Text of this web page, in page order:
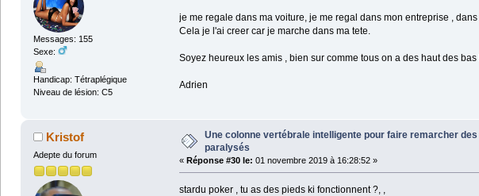
Messages: 155
Sexe:
Handicap: Tétraplégique
Niveau de lésion: C5
je me regale dans ma voiture, je me regal dans mon entreprise ,
Cela je l'ai creer car je marche dans ma tete.
Soyez heureux les amis , bien sur comme tous on a des haut des bas
Adrien
Kristof
Adepte du forum
Une colonne vertébrale intelligente pour faire remarcher des
paralysés
« Réponse #30 le: 01 novembre 2019 à 16:28:52 »
stardu poker , tu as des pieds ki fonctionnent ?, ,